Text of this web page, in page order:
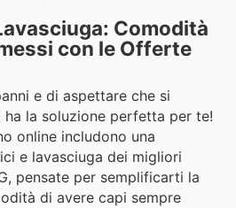
Comodità
con le Offerte
e di aspettare che si
ha la soluzione perfetta per te!
online includono una
e lavasciuga dei migliori
pensate per semplificarti la
di avere capi sempre